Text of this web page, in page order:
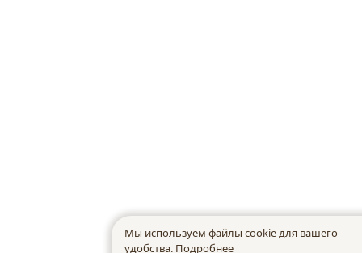
Мы используем файлы cookie для вашего
удобства. Подробнее